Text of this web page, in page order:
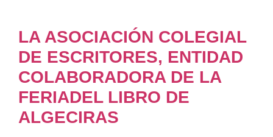
LA ASOCIACIÓN COLEGIAL
DE ESCRITORES, ENTIDAD
COLABORADORA DE LA
FERIADEL LIBRO DE
ALGECIRAS